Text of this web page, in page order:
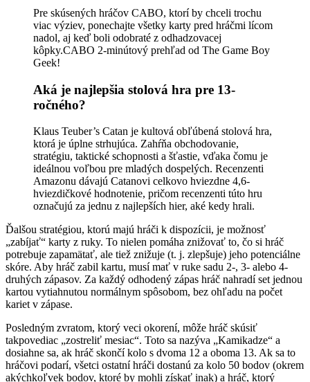
Pre skúsených hráčov CABO, ktorí by chceli trochu
viac výziev, ponechajte všetky karty pred hráčmi lícom
nadol, aj keď boli odobraté z odhadzovacej
kôpky.CABO 2-minútový prehľad od The Game Boy
Geek!
Aká je najlepšia stolová hra pre 13-
ročného?
Klaus Teuber’s Catan je kultová obľúbená stolová hra,
ktorá je úplne strhujúca. Zahŕňa obchodovanie,
stratégiu, taktické schopnosti a šťastie, vďaka čomu je
ideálnou voľbou pre mladých dospelých. Recenzenti
Amazonu dávajú Catanovi celkovo hviezdne 4,6-
hviezdičkové hodnotenie, pričom recenzenti túto hru
označujú za jednu z najlepších hier, aké kedy hrali.
Ďalšou stratégiou, ktorú majú hráči k dispozícii, je možnosť
„zabíjať“ karty z ruky. To nielen pomáha znižovať to, čo si hráč
potrebuje zapamätať, ale tiež znižuje (t. j. zlepšuje) jeho potenciálne
skóre. Aby hráč zabil kartu, musí mať v ruke sadu 2-, 3- alebo 4-
druhých zápasov. Za každý odhodený zápas hráč nahradí set jednou
kartou vytiahnutou normálnym spôsobom, bez ohľadu na počet
kariet v zápase.
Posledným zvratom, ktorý veci okorení, môže hráč skúsiť
takpovediac „zostreliť mesiac“. Toto sa nazýva „Kamikadze“ a
dosiahne sa, ak hráč skončí kolo s dvoma 12 a oboma 13. Ak sa to
hráčovi podarí, všetci ostatní hráči dostanú za kolo 50 bodov (okrem
akýchkoľvek bodov, ktoré by mohli získať inak) a hráč, ktorý